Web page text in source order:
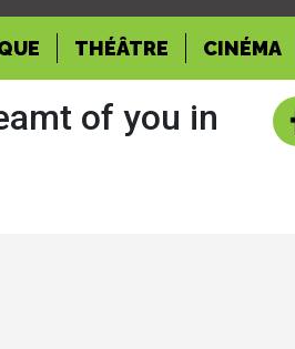
THÉÂTRE CINÉMA
of you in